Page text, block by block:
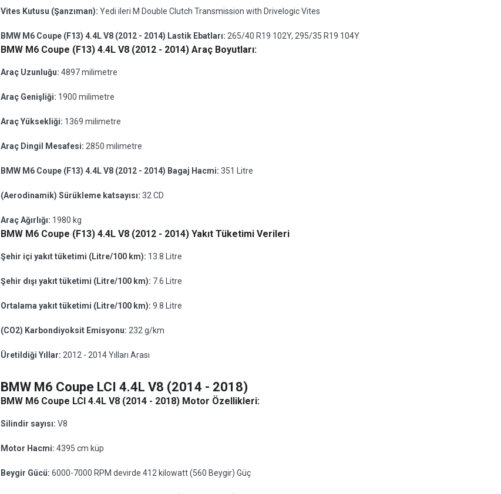
Vites Kutusu (Şanzıman): Yedi ileri M Double Clutch Transmission with Drivelogic Vites
BMW M6 Coupe (F13) 4.4L V8 (2012 - 2014) Lastik Ebatları: 265/40 R19 102Y, 295/35 R19 104Y
BMW M6 Coupe (F13) 4.4L V8 (2012 - 2014) Araç Boyutları:
Araç Uzunluğu: 4897 milimetre
Araç Genişliği: 1900 milimetre
Araç Yüksekliği: 1369 milimetre
Araç Dingil Mesafesi: 2850 milimetre
BMW M6 Coupe (F13) 4.4L V8 (2012 - 2014) Bagaj Hacmi: 351 Litre
(Aerodinamik) Sürükleme katsayısı: 32 CD
Araç Ağırlığı: 1980 kg
BMW M6 Coupe (F13) 4.4L V8 (2012 - 2014) Yakıt Tüketimi Verileri
Şehir içi yakıt tüketimi (Litre/100 km): 13.8 Litre
Şehir dışı yakıt tüketimi (Litre/100 km): 7.6 Litre
Ortalama yakıt tüketimi (Litre/100 km): 9.8 Litre
(CO2) Karbondiyoksit Emisyonu: 232 g/km
Üretildiği Yıllar: 2012 - 2014 Yılları Arası
BMW M6 Coupe LCI 4.4L V8 (2014 - 2018)
BMW M6 Coupe LCI 4.4L V8 (2014 - 2018) Motor Özellikleri:
Silindir sayısı: V8
Motor Hacmi: 4395 cm küp
Beygir Gücü: 6000-7000 RPM devirde 412 kilowatt (560 Beygir) Güç